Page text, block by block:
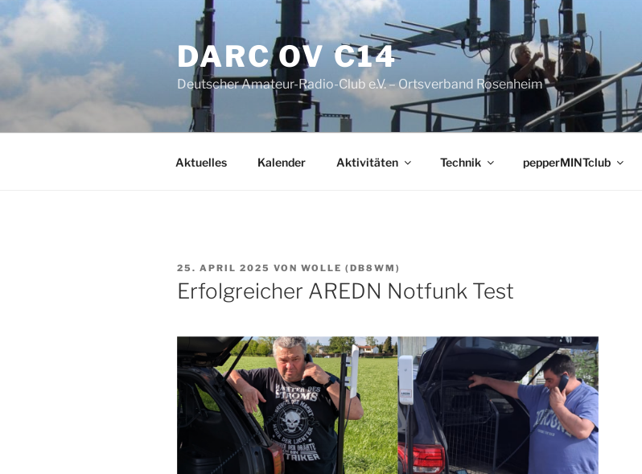
Zum
Inhalt
springen
DARC OV C14
Deutscher Amateur-Radio-Club e.V. – Ortsverband Rosenheim
Aktuelles Kalender Aktivitäten Technik pepperMINTclub
VERÖFFENTLICHT
AM
25. APRIL 2025 VON WOLLE (DB8WM)
Erfolgreicher AREDN Notfunk Test